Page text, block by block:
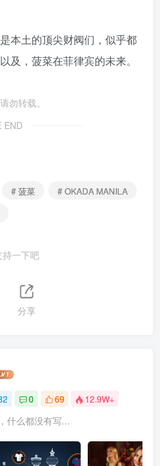
本土的顶尖财阀们，似乎都
及，菠菜在菲律宾的未来。
勿转载。
END
# 菠菜
# OKADA MANILA
持一下吧
分享
0 69 12.9W+
什么都没有写...